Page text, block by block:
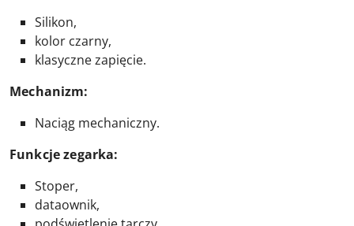
Silikon,
kolor czarny,
klasyczne zapięcie.
Mechanizm:
Naciąg mechaniczny.
Funkcje zegarka:
Stoper,
dataownik,